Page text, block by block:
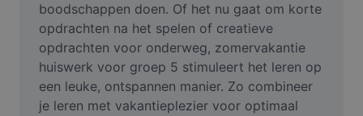
Videoachtergrond verwijderen
Kwaliteit verbeteren
Video-editor
boodschappen doen. Of het nu gaat om korte
opdrachten na het spelen of creatieve
opdrachten voor onderweg, zomervakantie
huiswerk voor groep 5 stimuleert het leren op
een leuke, ontspannen manier. Zo combineer
je leren met vakantieplezier voor optimaal